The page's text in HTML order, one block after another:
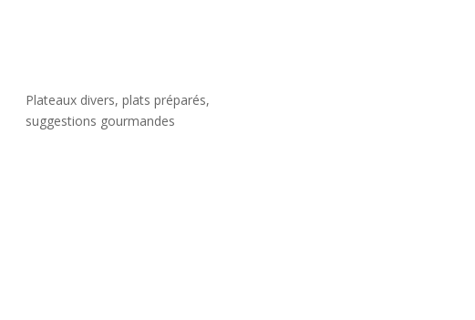
Plateaux divers, plats préparés,
suggestions gourmandes